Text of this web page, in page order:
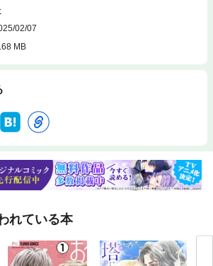
あの日の記憶が蘇る──！ ●秋ひろな「社内ビッ
きが止められない」 西園寺の秘書・目黒もついに
った！ 首を絞められた音羽は…気持ち良くなっち
秘密恋愛!?～」 かつて秋斗と同じ女風にいたセラ
ドで一花を襲うのは…一糸まとわぬ猫耳のかわい
身代わりの偽姫は敵国皇子の寵愛になびかな
02/07
MB
れている本